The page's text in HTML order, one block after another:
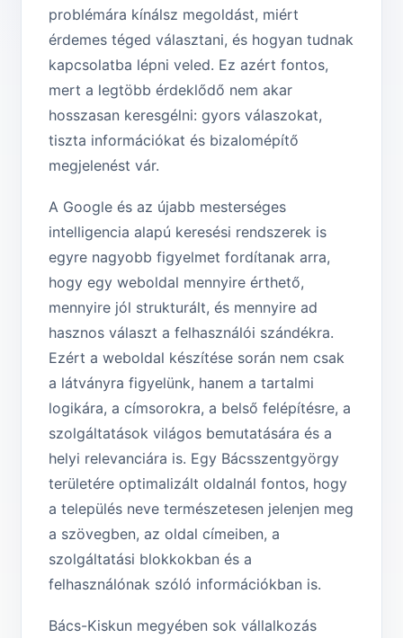
problémára kínálsz megoldást, miért
érdemes téged választani, és hogyan tudnak
kapcsolatba lépni veled. Ez azért fontos,
mert a legtöbb érdeklődő nem akar
hosszasan keresgélni: gyors válaszokat,
tiszta információkat és bizalomépítő
megjelenést vár.
A Google és az újabb mesterséges
intelligencia alapú keresési rendszerek is
egyre nagyobb figyelmet fordítanak arra,
hogy egy weboldal mennyire érthető,
mennyire jól strukturált, és mennyire ad
hasznos választ a felhasználói szándékra.
Ezért a weboldal készítése során nem csak
a látványra figyelünk, hanem a tartalmi
logikára, a címsorokra, a belső felépítésre, a
szolgáltatások világos bemutatására és a
helyi relevanciára is. Egy Bácsszentgyörgy
területére optimalizált oldalnál fontos, hogy
a település neve természetesen jelenjen meg
a szövegben, az oldal címeiben, a
szolgáltatási blokkokban és a
felhasználónak szóló információkban is.
Bács-Kiskun megyében sok vállalkozás